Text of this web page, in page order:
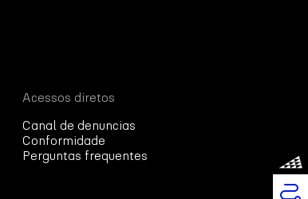
Acessos diretos
Canal de denuncias
Conformidade
Perguntas frequentes